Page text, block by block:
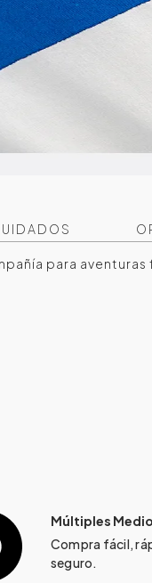
para aventuras
Múltiples
Compra fácil,
seguro.